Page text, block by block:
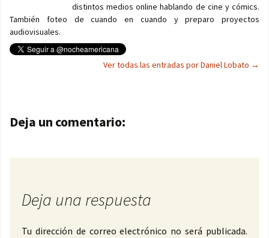
distintos medios online hablando de cine y cómics.
También foteo de cuando en cuando y preparo proyectos
audiovisuales.
Ver todas las entradas por Daniel Lobato →
Navegación de entradas
Deja un comentario:
Deja una respuesta
Tu dirección de correo electrónico no será publicada.